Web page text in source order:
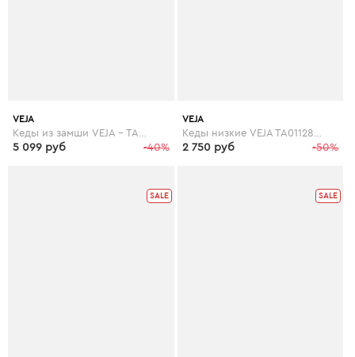
VEJA
-40%
5 099 руб
VEJA
-50%
2 750 руб
SALE SALE